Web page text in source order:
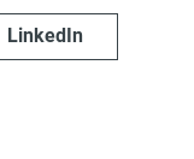
LinkedIn